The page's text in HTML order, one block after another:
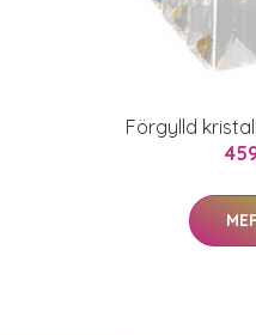
Förgylld